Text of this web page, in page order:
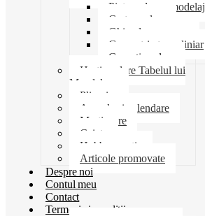
Pictura desen modelaj
Creta scolara
Ghiozdane penare
Geometrie trusa liniar
Coperti scolare
Harti scolare Tabelul lui
Mendeleev
Plicuri
Agende si calendare
Martisoare
Caiete
Hobby creatie
Articole promovate
Despre noi
Contul meu
Contact
Termeni si conditii